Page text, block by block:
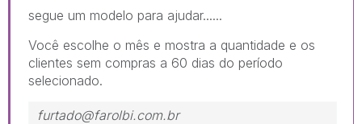
segue um modelo para ajudar......
Você escolhe o mês e mostra a quantidade e os
clientes sem compras a 60 dias do período
selecionado.
furtado@farolbi.com.br